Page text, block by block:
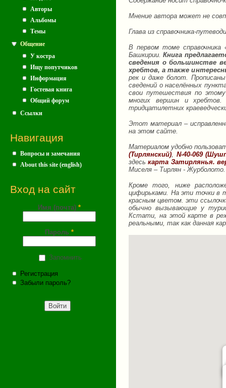
Авторы
Альбомы
Темы
Общение
У костра
Ищу попутчиков
Информация
Гостевая книга
Общий форум
Ссылки
Навигация
Вопросы и замечания
About this site (english)
Вход на сайт
Имя (почта) *
Пароль *
Запомнить
Регистрация
Забыли пароль?
Мнение автора может не
Глава из справочника-
В первом томе справочника
Башкирии.Книга
сведения о большинстве
хребтов, а также
рек и даже болот.
сведений о населённых
свои путешествия по этому
многих вершин и
тридцатилетних
Этот материал –
на этом сайте.
Материалом удобно
(Тирлянский), N-40-069
здеськарта Затирлянья.
Миселя – Тирлян - Журболото.
Кроме того, ниже
цифирьками. На эти точки в
красным цветом. эти
обычно вызывающие у
Кстати, на этой карте в
реальными, так как данная